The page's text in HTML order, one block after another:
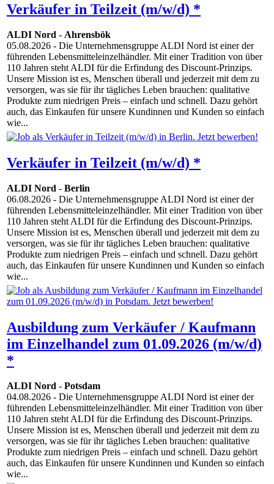
Verkäufer in Teilzeit (m/w/d) *
ALDI Nord - Ahrensbök
05.08.2026 - Die Unternehmensgruppe ALDI Nord ist einer der
führenden Lebensmitteleinzelhändler. Mit einer Tradition von über
110 Jahren steht ALDI für die Erfindung des Discount-Prinzips.
Unsere Mission ist es, Menschen überall und jederzeit mit dem zu
versorgen, was sie für ihr tägliches Leben brauchen: qualitative
Produkte zum niedrigen Preis – einfach und schnell. Dazu gehört
auch, das Einkaufen für unsere Kundinnen und Kunden so einfach
wie...
Verkäufer in Teilzeit (m/w/d) *
ALDI Nord - Berlin
06.08.2026 - Die Unternehmensgruppe ALDI Nord ist einer der
führenden Lebensmitteleinzelhändler. Mit einer Tradition von über
110 Jahren steht ALDI für die Erfindung des Discount-Prinzips.
Unsere Mission ist es, Menschen überall und jederzeit mit dem zu
versorgen, was sie für ihr tägliches Leben brauchen: qualitative
Produkte zum niedrigen Preis – einfach und schnell. Dazu gehört
auch, das Einkaufen für unsere Kundinnen und Kunden so einfach
wie...
Ausbildung zum Verkäufer / Kaufmann
im Einzelhandel zum 01.09.2026 (m/w/d)
*
ALDI Nord - Potsdam
04.08.2026 - Die Unternehmensgruppe ALDI Nord ist einer der
führenden Lebensmitteleinzelhändler. Mit einer Tradition von über
110 Jahren steht ALDI für die Erfindung des Discount-Prinzips.
Unsere Mission ist es, Menschen überall und jederzeit mit dem zu
versorgen, was sie für ihr tägliches Leben brauchen: qualitative
Produkte zum niedrigen Preis – einfach und schnell. Dazu gehört
auch, das Einkaufen für unsere Kundinnen und Kunden so einfach
wie...